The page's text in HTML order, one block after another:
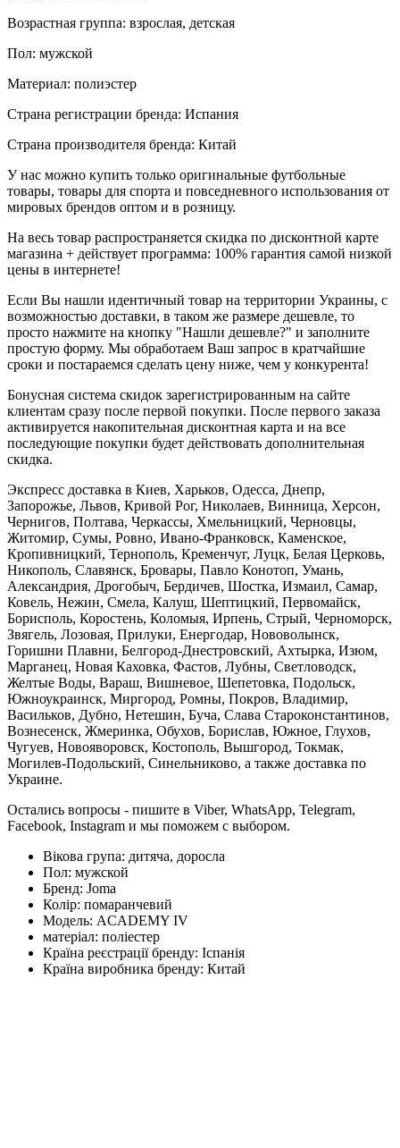
Возрастная группа: взрослая, детская
Пол: мужской
Материал: полиэстер
Страна регистрации бренда: Испания
Страна производителя бренда: Китай
У нас можно купить только оригинальные футбольные
товары, товары для спорта и повседневного использования от
мировых брендов оптом и в розницу.
На весь товар распространяется скидка по дисконтной карте
магазина + действует программа: 100% гарантия самой низкой
цены в интернете!
Если Вы нашли идентичный товар на территории Украины, с
возможностью доставки, в таком же размере дешевле, то
просто нажмите на кнопку "Нашли дешевле?" и заполните
простую форму. Мы обработаем Ваш запрос в кратчайшие
сроки и постараемся сделать цену ниже, чем у конкурента!
Бонусная система скидок зарегистрированным на сайте
клиентам сразу после первой покупки. После первого заказа
активируется накопительная дисконтная карта и на все
последующие покупки будет действовать дополнительная
скидка.
Экспресс доставка в Киев, Харьков, Одесса, Днепр,
Запорожье, Львов, Кривой Рог, Николаев, Винница, Херсон,
Чернигов, Полтава, Черкассы, Хмельницкий, Черновцы,
Житомир, Сумы, Ровно, Ивано-Франковск, Каменское,
Кропивницкий, Тернополь, Кременчуг, Луцк, Белая Церковь,
Никополь, Славянск, Бровары, Павло Конотоп, Умань,
Александрия, Дрогобыч, Бердичев, Шостка, Измаил, Самар,
Ковель, Нежин, Смела, Калуш, Шептицкий, Первомайск,
Борисполь, Коростень, Коломыя, Ирпень, Стрый, Черноморск,
Звягель, Лозовая, Прилуки, Енергодар, Нововолынск,
Горишни Плавни, Белгород-Днестровский, Ахтырка, Изюм,
Марганец, Новая Каховка, Фастов, Лубны, Светловодск,
Желтые Воды, Вараш, Вишневое, Шепетовка, Подольск,
Южноукраинск, Миргород, Ромны, Покров, Владимир,
Васильков, Дубно, Нетешин, Буча, Слава Староконстантинов,
Вознесенск, Жмеринка, Обухов, Борислав, Южное, Глухов,
Чугуев, Новояворовск, Костополь, Вышгород, Токмак,
Могилев-Подольский, Синельниково, а также доставка по
Украине.
Остались вопросы - пишите в Viber, WhatsApp, Telegram,
Facebook, Instagram и мы поможем с выбором.
Вікова група: дитяча, доросла
Пол: мужской
Бренд: Joma
Колір: помаранчевий
Модель: ACADEMY IV
матеріал: поліестер
Країна реєстрації бренду: Іспанія
Країна виробника бренду: Китай